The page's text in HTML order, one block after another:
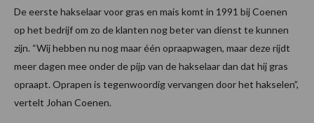
De eerste hakselaar voor gras en mais komt in 1991 bij Coenen
op het bedrijf om zo de klanten nog beter van dienst te kunnen
zijn. “Wij hebben nu nog maar één opraapwagen, maar deze rijdt
meer dagen mee onder de pijp van de hakselaar dan dat hij gras
opraapt. Oprapen is tegenwoordig vervangen door het hakselen”,
vertelt Johan Coenen.